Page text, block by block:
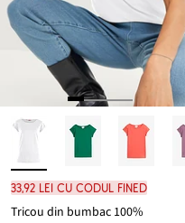
33,92 lei cu codul FINED
Tricou din bumbac 100%